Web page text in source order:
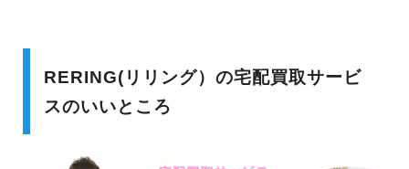
RERING(リリング）の宅配買取サービ
スのいいところ